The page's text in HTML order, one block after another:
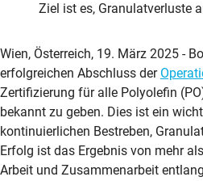
Ziel ist es, Granulatverluste
Wien, Österreich, 19. März 2025 -
erfolgreichen Abschluss der
Zertifizierung für alle Polyolefin
bekannt zu geben. Dies ist ein
kontinuierlichen Bestreben,
Erfolg ist das Ergebnis von mehr
Arbeit und Zusammenarbeit